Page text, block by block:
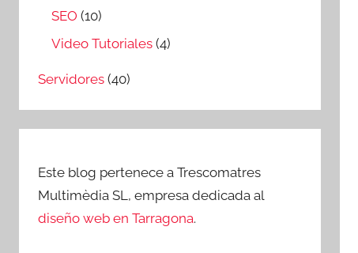
SEO (10)
Video Tutoriales (4)
Servidores (40)
Este blog pertenece a Trescomatres
Multimèdia SL, empresa dedicada al
diseño web en Tarragona.